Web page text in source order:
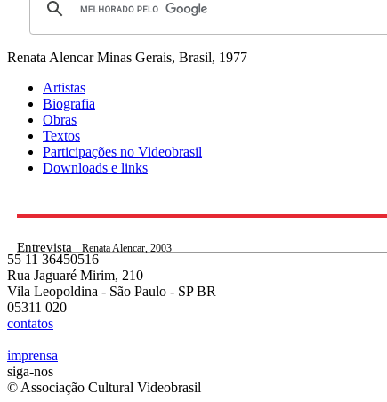
Renata Alencar Minas Gerais, Brasil, 1977
Artistas
Biografia
Obras
Textos
Participações no Videobrasil
Downloads e links
Entrevista Renata Alencar, 2003
55 11 36450516
Rua Jaguaré Mirim, 210
Vila Leopoldina - São Paulo - SP BR
05311 020
contatos
imprensa
siga-nos
© Associação Cultural Videobrasil